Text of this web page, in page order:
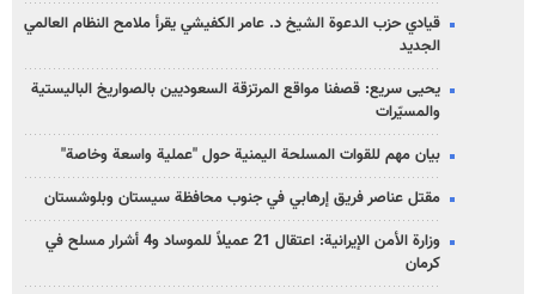
قيادي حزب الدعوة الشيخ د. عامر الكفيشي يقرأ ملامح النظام العالمي
الجديد
يحيى سريع: قصفنا مواقع المرتزقة السعوديين بالصواريخ الباليستية
والمسيّرات
بيان مهم للقوات المسلحة اليمنية حول "عملية واسعة وخاصة"
مقتل عناصر فريق إرهابي في جنوب محافظة سيستان وبلوشستان
وزارة الأمن الإيرانية: اعتقال 21 عميلاً للموساد و4 أشرار مسلح في
كرمان